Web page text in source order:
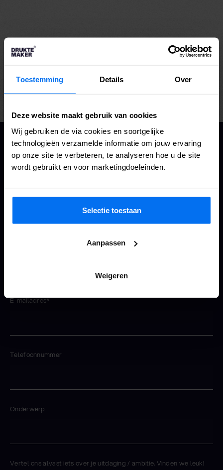
Toestemming Details Over
Deze website maakt gebruik van cookies
Wij gebruiken de via cookies en soortgelijke
technologieën verzamelde informatie om jouw ervaring
op onze site te verbeteren, te analyseren hoe u de site
wordt gebruikt en voor marketingdoeleinden.
Selectie toestaan
Aanpassen
Weigeren
Relevante oplossingen
Drukwerk & signing
Vormgeving & DTP
ZIN OMKENNIS
TE MAKEN?
E-mailadres*
Telefoonnummer
Onderwerp
Vertel ons alvast iets over je uitdaging / ambitie. Vinden we leuk!